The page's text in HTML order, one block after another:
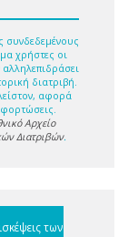
χρήστες οι
διατριβή.
αφορά
Αρχείο
Διατριβών.
των